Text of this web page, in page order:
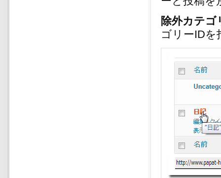
除外カテゴ
ゴリーIDを